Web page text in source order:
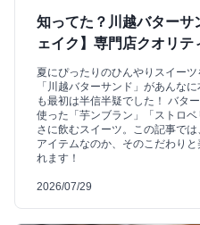
知ってた？川越バターサ
ェイク】専門店クオリテ
夏にぴったりのひんやりスイー
「川越バターサンド」があんな
も最初は半信半疑でした！ バタ
使った「芋ンブラン」「ストロ
さに飲むスイーツ。この記事で
アイテムなのか、そのこだわり
れます！
2026/07/29